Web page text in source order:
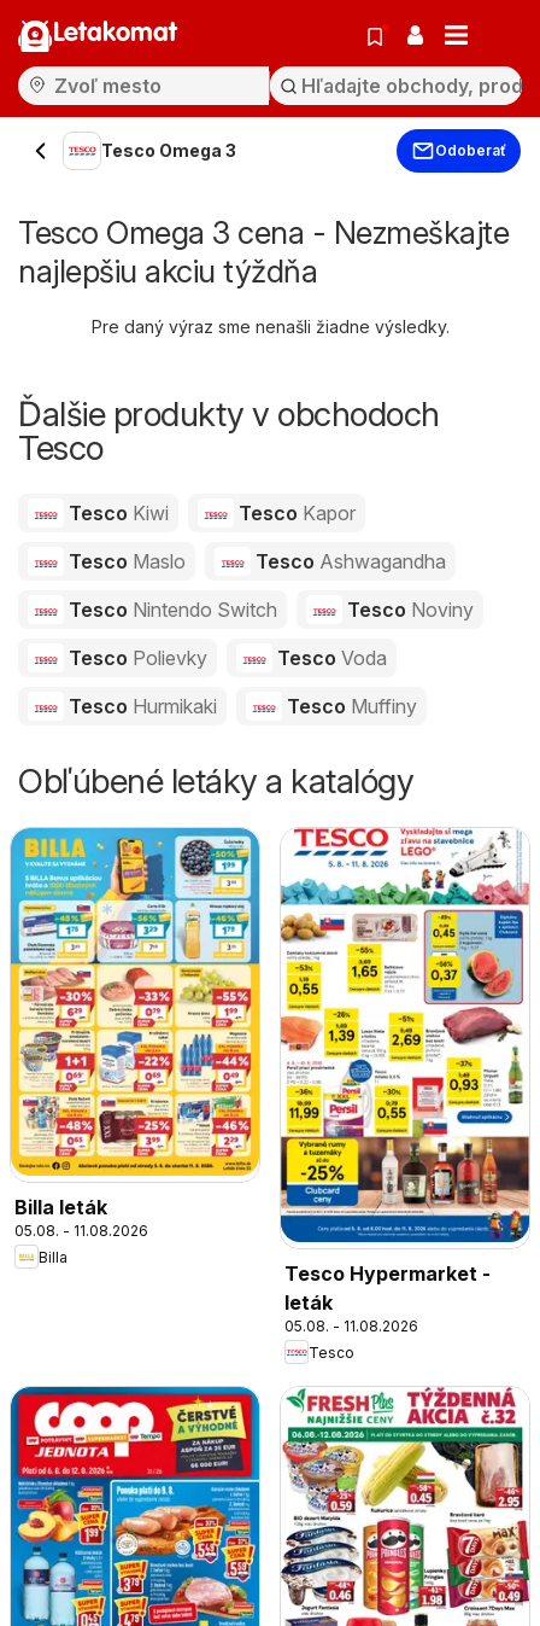
Letakomat
Tesco Omega 3 Odoberať
Tesco Omega 3 cena - Nezmeškajte
najlepšiu akciu týždňa
Pre daný výraz sme nenašli žiadne výsledky.
Ďalšie produkty v obchodoch
Tesco
Tesco Kiwi Tesco Kapor
Tesco Maslo Tesco Ashwagandha
Tesco Nintendo Switch Tesco Noviny
Tesco Polievky Tesco Voda
Tesco Hurmikaki Tesco Muffiny
Obľúbené letáky a katalógy
Billa leták
05.08. - 11.08.2026
Billa
Tesco Hypermarket -
leták
05.08. - 11.08.2026
Tesco